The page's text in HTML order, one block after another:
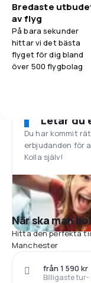
Bredaste
av flyg
På bara sekunder
hittar vi det bästa
flyget för dig bland
över 500 flygbolag
Letar du
Du har kommit
erbjudanden för
Kolla själv!
När ska man
Hitta den perfekta
Manchester
Billigaste
från 1 590 kr